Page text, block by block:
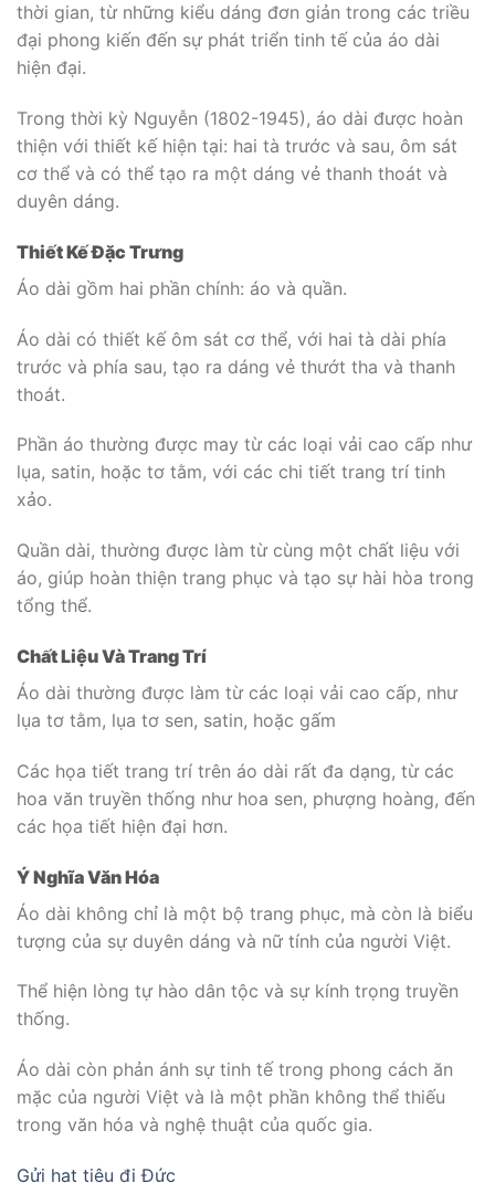
thời gian, từ những kiểu dáng đơn giản trong các triều
đại phong kiến đến sự phát triển tinh tế của áo dài
hiện đại.
Trong thời kỳ Nguyễn (1802-1945), áo dài được hoàn
thiện với thiết kế hiện tại: hai tà trước và sau, ôm sát
cơ thể và có thể tạo ra một dáng vẻ thanh thoát và
duyên dáng.
Thiết Kế Đặc Trưng
Áo dài gồm hai phần chính: áo và quần.
Áo dài có thiết kế ôm sát cơ thể, với hai tà dài phía
trước và phía sau, tạo ra dáng vẻ thướt tha và thanh
thoát.
Phần áo thường được may từ các loại vải cao cấp như
lụa, satin, hoặc tơ tằm, với các chi tiết trang trí tinh
xảo.
Quần dài, thường được làm từ cùng một chất liệu với
áo, giúp hoàn thiện trang phục và tạo sự hài hòa trong
tổng thể.
Chất Liệu Và Trang Trí
Áo dài thường được làm từ các loại vải cao cấp, như
lụa tơ tằm, lụa tơ sen, satin, hoặc gấm
Các họa tiết trang trí trên áo dài rất đa dạng, từ các
hoa văn truyền thống như hoa sen, phượng hoàng, đến
các họa tiết hiện đại hơn.
Ý Nghĩa Văn Hóa
Áo dài không chỉ là một bộ trang phục, mà còn là biểu
tượng của sự duyên dáng và nữ tính của người Việt.
Thể hiện lòng tự hào dân tộc và sự kính trọng truyền
thống.
Áo dài còn phản ánh sự tinh tế trong phong cách ăn
mặc của người Việt và là một phần không thể thiếu
trong văn hóa và nghệ thuật của quốc gia.
Gửi hạt tiêu đi Đức